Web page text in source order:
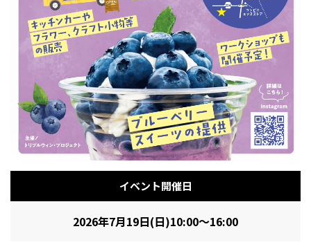
パン アジア・エスニッ
ク
テイクアウト
ランチ その他
レジャー・スポー
ツ施設
非日常 イベントレポート
その他
脱毛 温活・サウナ 歯列矯正・審美歯
科
その他
その他
幼稚園 教育 ライフイベント
その他
イベント開催日
2026年7月19日(日)10:00～16:00